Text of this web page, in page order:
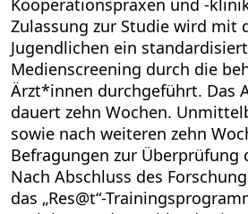
Kooperationspraxen und -
Zulassung zur Studie wird mit
Jugendlichen ein
Medienscreening durch die
Ärzt*innen durchgeführt. Das
dauert zehn Wochen.
sowie nach weiteren zehn
Befragungen zur Überprüfung
Nach Abschluss des
das „Res@t“-